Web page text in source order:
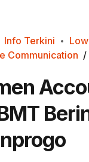
Info Terkini
Communication